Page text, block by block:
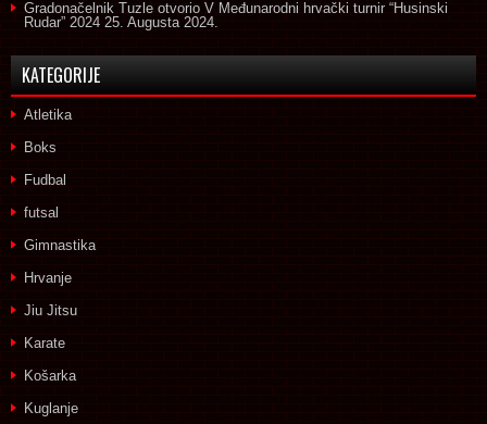
Gradonačelnik Tuzle otvorio V Međunarodni hrvački turnir “Husinski
Rudar” 2024 25. Augusta 2024.
KATEGORIJE
Atletika
Boks
Fudbal
futsal
Gimnastika
Hrvanje
Jiu Jitsu
Karate
Košarka
Kuglanje